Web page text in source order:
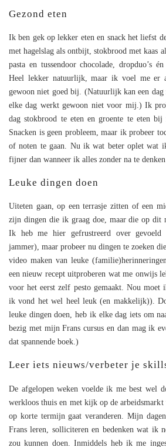
Gezond eten
Ik ben gek op lekker eten en snack het liefst
met hagelslag als ontbijt, stokbrood met kaas
pasta en tussendoor chocolade, dropduo’s
Heel lekker natuurlijk, maar ik voel me er
gewoon niet goed bij. (Natuurlijk kan een dag
elke dag werkt gewoon niet voor mij.) Ik
dag stokbrood te eten en groente te eten
Snacken is geen probleem, maar ik probeer
of noten te gaan. Nu ik wat beter oplet wat
fijner dan wanneer ik alles zonder na te
Leuke dingen doen
Uiteten gaan, op een terrasje zitten of een
zijn dingen die ik graag doe, maar die op dit
Ik heb me hier gefrustreerd over
jammer), maar probeer nu dingen te zoeken
video maken van leuke
een nieuw recept uitproberen wat me onwijs
voor het eerst zelf pesto gemaakt. Nou moet
ik vond het wel heel leuk (en makkelijk)).
leuke dingen doen, heb ik elke dag iets om
bezig met mijn Frans cursus en dan mag ik
dat spannende boek.)
Leer iets nieuws/verbeter je
De afgelopen weken voelde ik me best wel
werkloos thuis en met kijk op de
op korte termijn gaat veranderen. Mijn
Frans leren, solliciteren en bedenken wat ik
zou kunnen doen. Inmiddels heb ik me